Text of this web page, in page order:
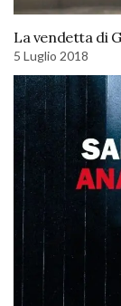
La vendetta di
5 Luglio 2018